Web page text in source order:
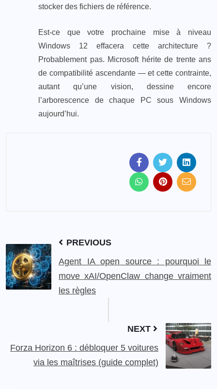
stocker des fichiers de référence.
Est-ce que votre prochaine mise à niveau
Windows 12 effacera cette architecture ?
Probablement pas. Microsoft hérite de trente ans
de compatibilité ascendante — et cette contrainte,
autant qu’une vision, dessine encore
l’arborescence de chaque PC sous Windows
aujourd’hui.
PREVIOUS
Agent IA open source : pourquoi le
move xAI/OpenClaw change vraiment
les règles
NEXT
Forza Horizon 6 : débloquer 5 voitures
via les maîtrises (guide complet)